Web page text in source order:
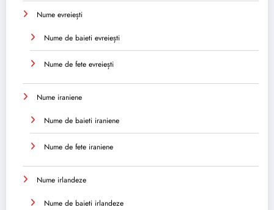
Nume evreiești
Nume de baieti evreiești
Nume de fete evreiești
Nume iraniene
Nume de baieti iraniene
Nume de fete iraniene
Nume irlandeze
Nume de baieti irlandeze